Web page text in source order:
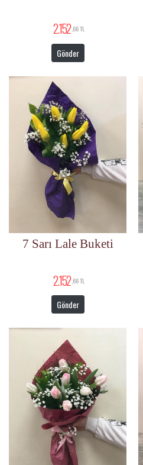
2.152 ,66 TL
Gönder
7 Sarı Lale Buketi
2.152 ,66 TL
Gönder